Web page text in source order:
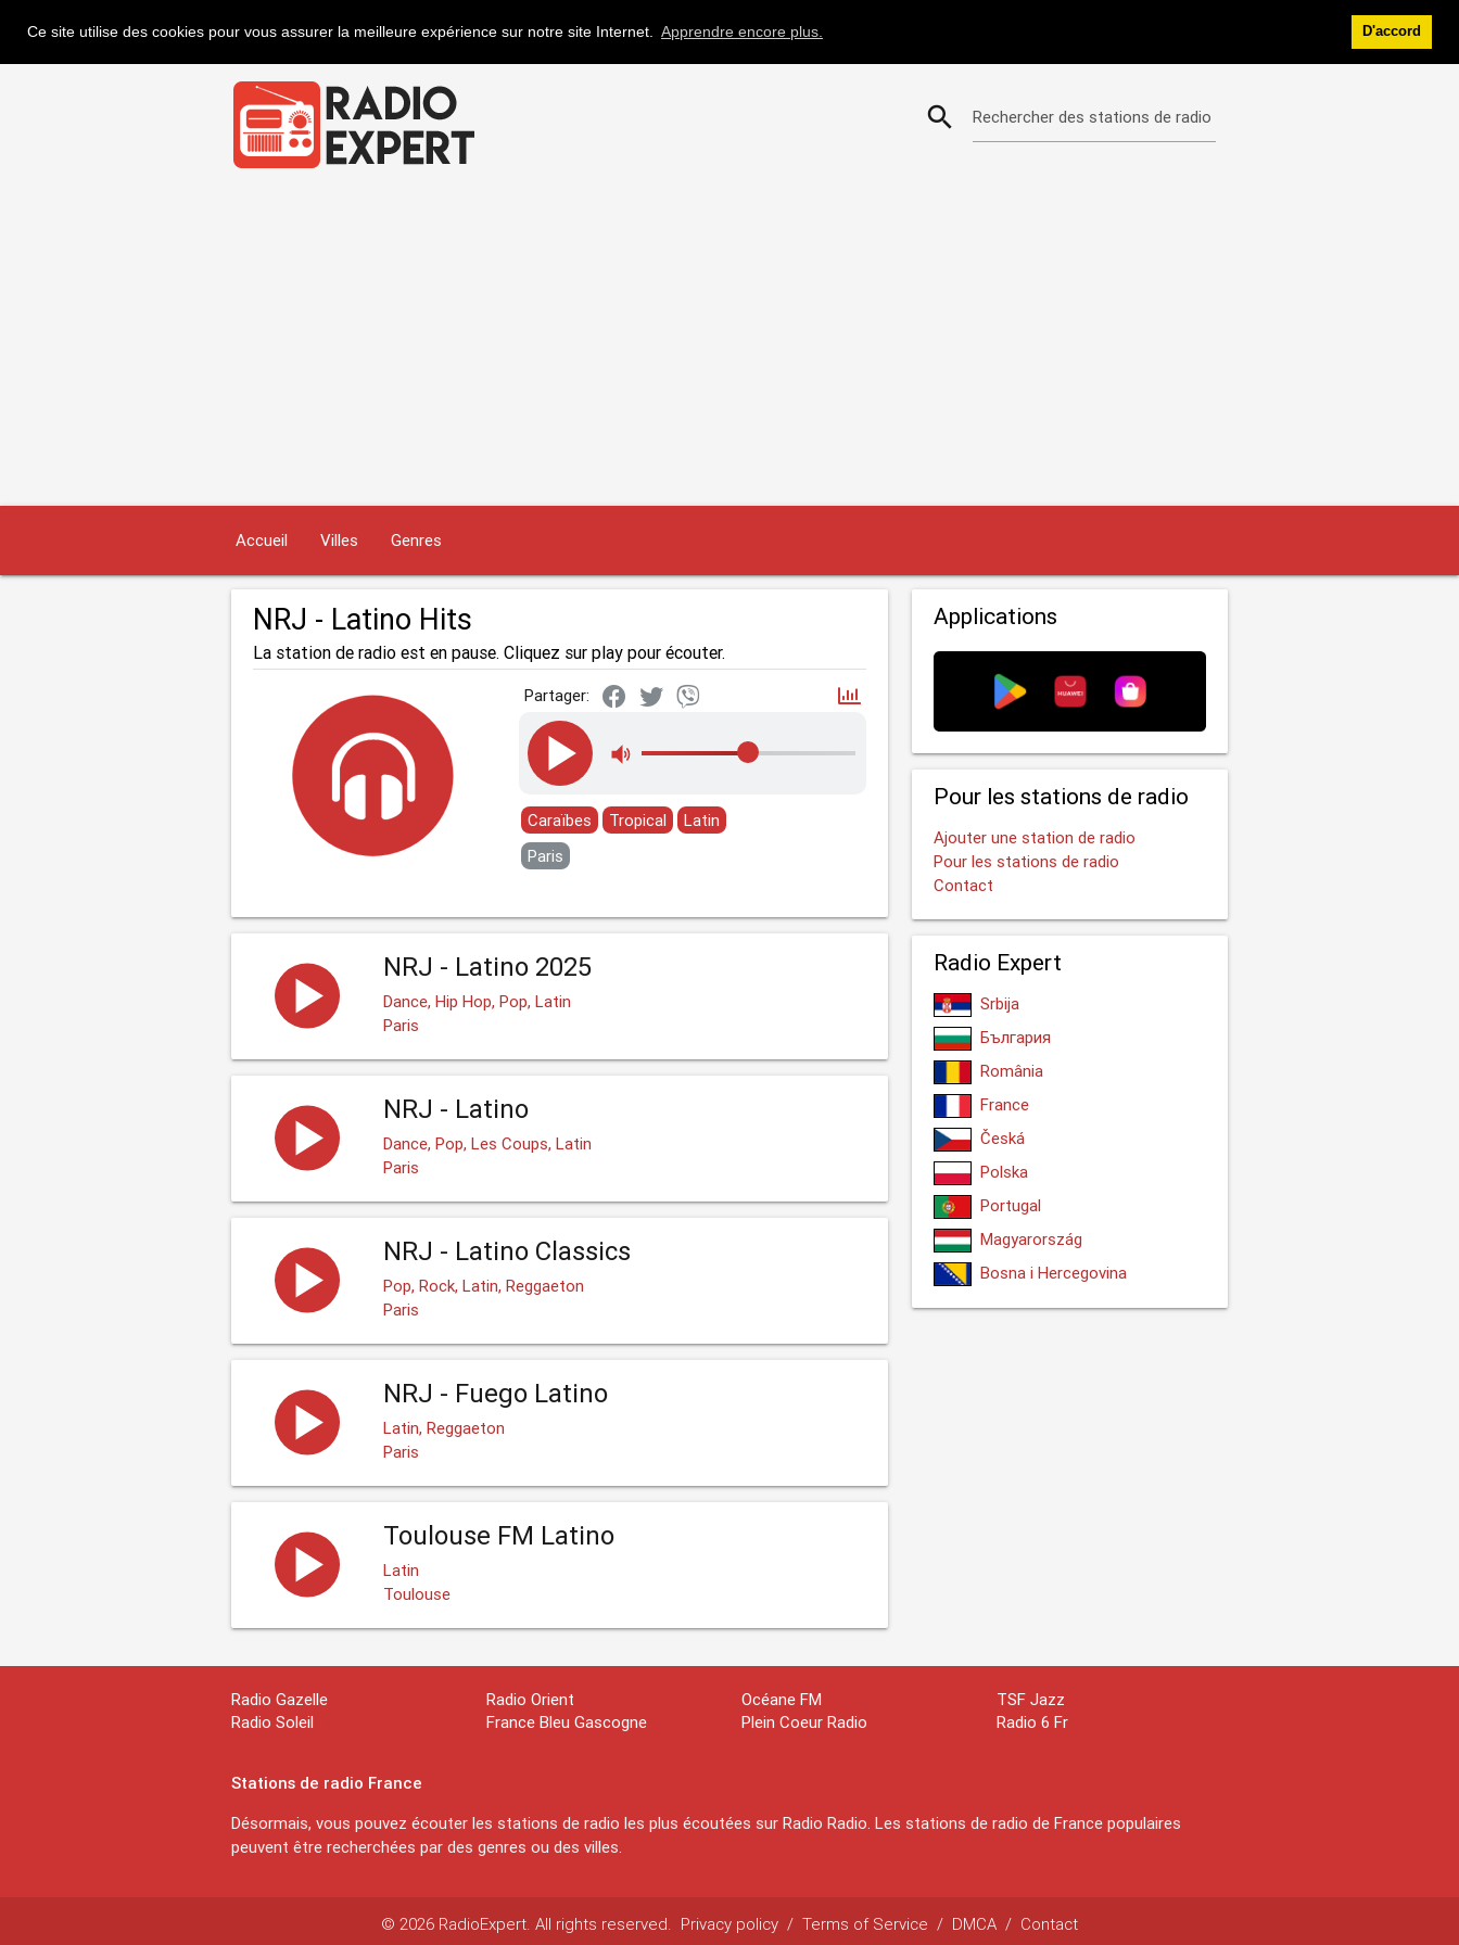
Ce site utilise des cookies pour vous assurer la meilleure expérience sur notre site Internet. Apprendre encore plus. D'accord
search Rechercher des stations de radio
Accueil Villes Genres
NRJ - Latino Hits
La station de radio est en pause. Cliquez sur play pour écouter.
Partager:
Caraïbes Tropical
Latin
Paris
NRJ - Latino 2025
Dance, Hip Hop, Pop, Latin
Paris
NRJ - Latino
Dance, Pop, Les Coups, Latin
Paris
NRJ - Latino Classics
Pop, Rock, Latin, Reggaeton
Paris
NRJ - Fuego Latino
Latin, Reggaeton
Paris
Toulouse FM Latino
Latin
Toulouse
Applications
Pour les stations de radio
Ajouter une station de radio
Pour les stations de radio
Contact
Radio Expert
Srbija
България
România
France
Česká
Polska
Portugal
Magyarország
Bosna i Hercegovina
Radio Gazelle
Radio Soleil
Radio Orient
France Bleu Gascogne
Océane FM
Plein Coeur Radio
TSF Jazz
Radio 6 Fr
Stations de radio France
Désormais, vous pouvez écouter les stations de radio les plus écoutées sur Radio Radio. Les stations de radio de France populaires
peuvent être recherchées par des genres ou des villes.
© 2026 RadioExpert. All rights reserved. Privacy policy / Terms of Service / DMCA / Contact